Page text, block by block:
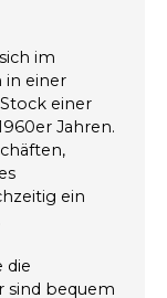
im
in einer
einer
Jahren.
ein
die
sind bequem